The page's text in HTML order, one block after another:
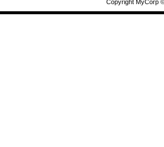
Copyright MyCorp